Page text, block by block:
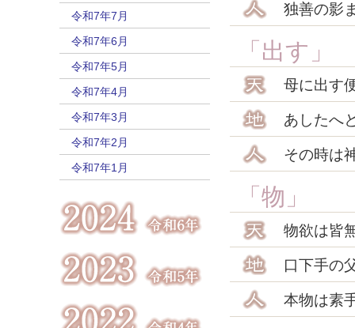
令和7年7月
令和7年6月
令和7年5月
令和7年4月
令和7年3月
令和7年2月
令和7年1月
独善の影
「出す」
母に出す
あしたへ
その時は
「物」
物欲は皆
口下手の
本物は素